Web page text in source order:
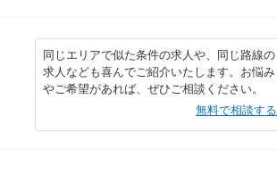
同じエリアで似た条件の求人や、同じ路線の
求人なども喜んでご紹介いたします。お悩み
やご希望があれば、ぜひご相談ください。
無料で相談する